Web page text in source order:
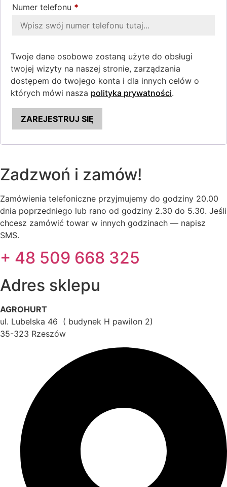
Numer telefonu *
Twoje dane osobowe zostaną użyte do obsługi
twojej wizyty na naszej stronie, zarządzania
dostępem do twojego konta i dla innych celów o
których mówi nasza polityka prywatności.
ZAREJESTRUJ SIĘ
Zadzwoń i zamów!
Zamówienia telefoniczne przyjmujemy do godziny 20.00
dnia poprzedniego lub rano od godziny 2.30 do 5.30. Jeśli
chcesz zamówić towar w innych godzinach — napisz
SMS.
+ 48 509 668 325
Adres sklepu
AGROHURT
ul. Lubelska 46 ( budynek H pawilon 2)
35-323 Rzeszów